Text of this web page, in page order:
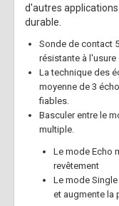
d'autres
durable.
Sonde de contact
résistante à
La technique des
moyenne de 3
fiables.
Basculer entre le
multiple.
Le mode Echo
revêtement
Le mode
et augmente la